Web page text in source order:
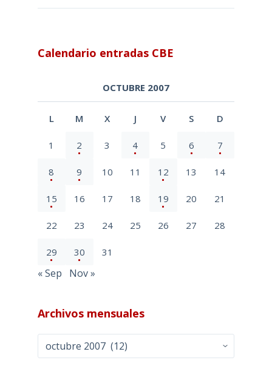
Calendario entradas CBE
OCTUBRE 2007
L M X J V S D
1 2 3 4 5 6 7
8 9 10 11 12 13 14
15 16 17 18 19 20 21
22 23 24 25 26 27 28
29 30 31
« Sep Nov »
Archivos mensuales
Archivos
mensuales